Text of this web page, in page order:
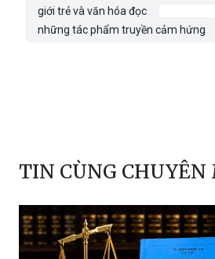
giới trẻ và văn hóa đọc
những tác phẩm truyền cảm hứng
TIN CÙNG CHUYÊN